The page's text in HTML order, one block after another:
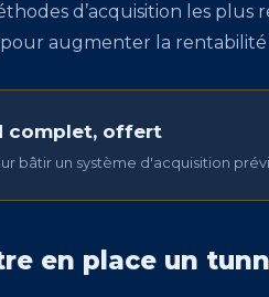
d’acquisition les
augmenter la
complet, offert
bâtir un système d'acquisition
en place un